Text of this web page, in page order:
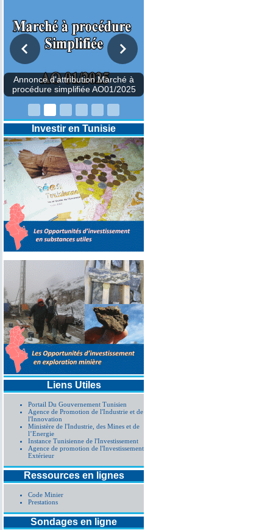
Annonce d'attribution Marché à
procédure simplifiée AO01/2025
Investir en Tunisie
Liens Utiles
Portail Du Gouvernement Tunisien
Agence de Promotion de l'Industrie et de
l'Innovation
Ministère de l'Industrie, des Mines et de
l’Energie
Instance Tunisienne de l'Investissement
Agence de promotion de l'Investissement
Extérieur
Ressources en lignes
Code Minier
Prestations
Sondages en ligne